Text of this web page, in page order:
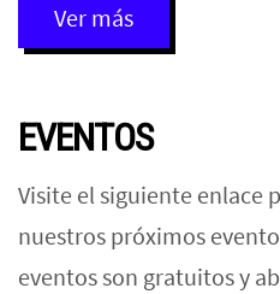
Ver más
EVENTOS
Visite el siguiente enlace
nuestros próximos
eventos son gratuitos y